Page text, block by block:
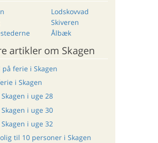
Lodskovvad
Skiveren
Ålbæk
artikler om Skagen
ferie i Skagen
i Skagen
i uge 28
i uge 30
i uge 32
til 10 personer i Skagen